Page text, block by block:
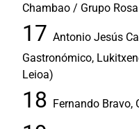
Chambao / Grupo
Antonio Jesús
Gastronómico,
Leioa)
Fernando Bravo,